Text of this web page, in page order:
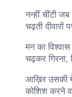
नन्हीं चींटी
चढ़ती दीवारों
मन का
चढ़कर
आख़िर उसकी
कोशिश करने